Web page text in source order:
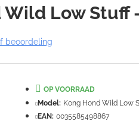
Wild Low Stuff
beoordeling
OP VOORRAAD
Model: Kong Hond Wild Low
EAN: 0035585498867